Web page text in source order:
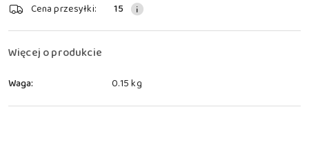
i
dostawa
Cena przesyłki: 15
Więcej o produkcie
Waga: 0.15 kg